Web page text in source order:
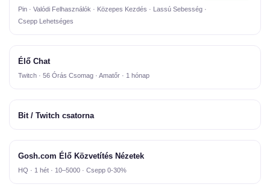
Pin · Valódi Felhasználók · Közepes Kezdés · Lassú Sebesség ·
Csepp Lehetséges
Élő Chat
Twitch · 56 Órás Csomag · Amatőr · 1 hónap
Bit / Twitch csatorna
Gosh.com Élő Közvetítés Nézetek
HQ · 1 hét · 10–5000 · Csepp 0-30%